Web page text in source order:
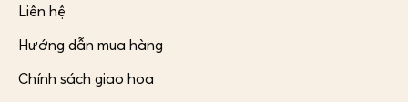
Liên hệ
Hướng dẫn mua hàng
Chính sách giao hoa